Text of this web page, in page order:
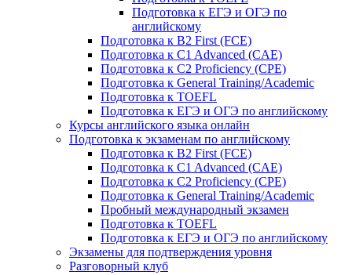
Подготовка к ЕГЭ и ОГЭ по
английскому
Подготовка к B2 First (FCE)
Подготовка к C1 Advanced (CAE)
Подготовка к C2 Proficiency (CPE)
Подготовка к General Training/Academic
Подготовка к TOEFL
Подготовка к ЕГЭ и ОГЭ по английскому
Курсы английского языка онлайн
Подготовка к экзаменам по английскому
Подготовка к B2 First (FCE)
Подготовка к C1 Advanced (CAE)
Подготовка к C2 Proficiency (CPE)
Подготовка к General Training/Academic
Пробный международный экзамен
Подготовка к TOEFL
Подготовка к ЕГЭ и ОГЭ по английскому
Экзамены для подтверждения уровня
Разговорный клуб